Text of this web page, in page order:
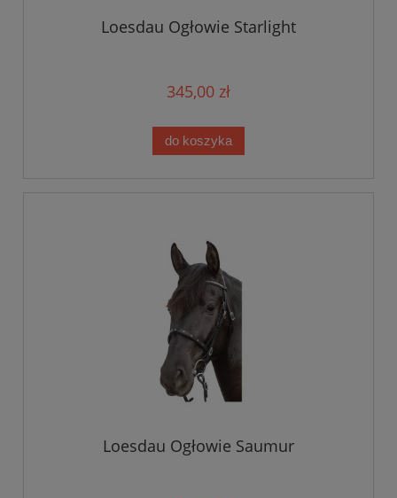
Loesdau Ogłowie Starlight
345,00 zł
do koszyka
Loesdau Ogłowie Saumur